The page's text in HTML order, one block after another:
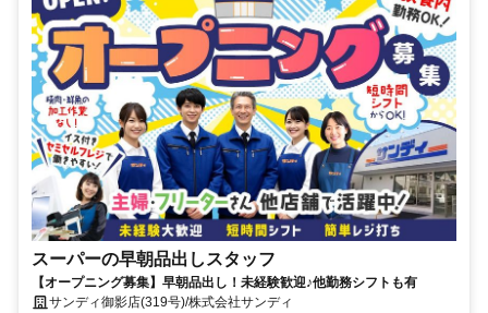
スーパーの早朝品出しスタッフ
【オープニング募集】早朝品出し！未経験歓迎♪他勤務シフトも有
サンディ御影店(319号)/株式会社サンディ